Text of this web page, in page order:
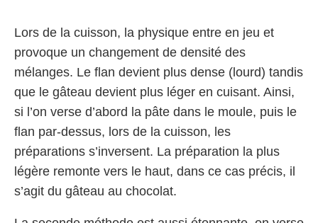
Lors de la cuisson, la physique entre en jeu et
provoque un changement de densité des
mélanges. Le flan devient plus dense (lourd) tandis
que le gâteau devient plus léger en cuisant. Ainsi,
si l’on verse d’abord la pâte dans le moule, puis le
flan par-dessus, lors de la cuisson, les
préparations s’inversent. La préparation la plus
légère remonte vers le haut, dans ce cas précis, il
s’agit du gâteau au chocolat.